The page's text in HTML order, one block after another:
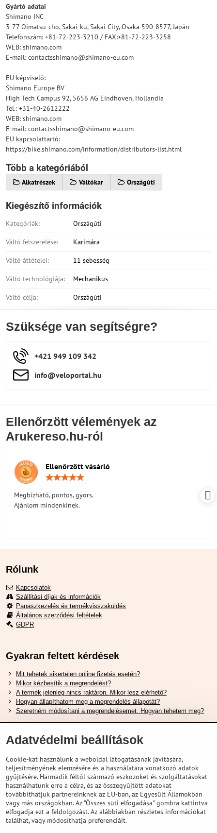
Gyártó adatai
Shimano INC
3-77 Oimatsu-cho, Sakai-ku, Sakai City, Osaka 590-8577, Japán
Telefonszám: +81-72-223-3210 / FAX:+81-72-223-3258
WEB: shimano.com
E-mail: contactsshimano@shimano-eu.com
EU képviselő:
Shimano Europe BV
High Tech Campus 92, 5656 AG Eindhoven, Hollandia
Tel.: +31-40-2612222
WEB: shimano.com
E-mail: contactsshimano@shimano-eu.com
EU kapcsolattartó:
https://bike.shimano.com/information/distributors-list.html
Több a kategóriából
Alkatrészek Váltókar Országúti
Kiegészítő információk
Kategóriák: Országúti
Váltó felszerelése: Karimára
Váltó áttételei: 11 sebesség
Váltó technológiája: Mechanikus
Váltó célja: Országúti
Szüksége van segítségre?
+421 949 109 342
info​​@veloportal​.hu
Ellenőrzött vélemények az
Arukereso.hu-ról
Ellenőrzött vásárló
Megbízható, pontos, gyors.
Ajánlom mindenkinek.
Rólunk
Kapcsolatok
Szállítási díjak és információk
Panaszkezelés és termékvisszaküldés
Általános szerződési feltételek
GDPR
Gyakran feltett kérdések
Mit tehetek sikertelen online fizetés esetén?
Mikor kézbesítik a megrendelést?
A termék jelenleg nincs raktáron. Mikor lesz elérhető?
Hogyan állapíthatom meg a megrendelés állapotát?
Szeretném módosítani a megrendelésemet. Hogyan tehetem meg?
Hasznos Linkek
Hogyan válasszuk ki a megfelelő felfüggesztési villát ?
Hogyan válasszuk ki a megfelelő méretű sisakot?
Shimano E-Bike Akkumulátor Útmutató
Schwalbe Tubeless Gumik Felfedezése
Adatvédelmi beállítások
Cookie-kat használunk a weboldal látogatásának javítására,
teljesítményének elemzésére és a használatára vonatkozó adatok
gyűjtésére. Harmadik féltől származó eszközöket és szolgáltatásokat
használhatunk erre a célra, és az összegyűjtött adatokat
továbbíthatjuk partnereinknek az EU-ban, az Egyesült Államokban
vagy más országokban. Az "Összes süti elfogadása" gombra kattintva
elfogadja ezt a feldolgozást. Az alábbiakban részletes információkat
találhat, vagy módosíthatja preferenciáit.